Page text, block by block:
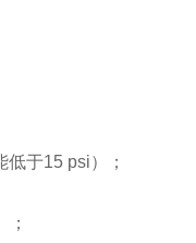
于15 psi）；